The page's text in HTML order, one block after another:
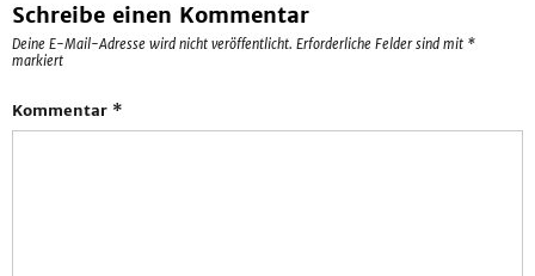
Schreibe einen Kommentar
Deine E-Mail-Adresse wird nicht veröffentlicht. Erforderliche Felder sind mit *
markiert
Kommentar *